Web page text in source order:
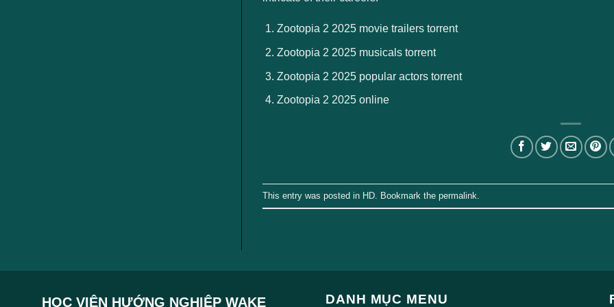
Zootopia 2 2025 movie trailers torrent
Zootopia 2 2025 musicals torrent
Zootopia 2 2025 popular actors torrent
Zootopia 2 2025 online
This entry was posted in HD . Bookmark the permalink
HỌC VIỆN HƯỚNG NGHIỆP WAKE DANH MỤC MENU